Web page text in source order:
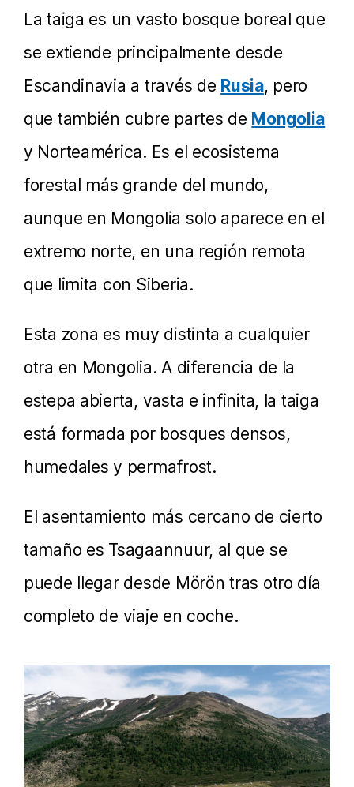
La taiga es un vasto bosque boreal que
se extiende principalmente desde
Escandinavia a través de Rusia, pero
que también cubre partes de Mongolia
y Norteamérica. Es el ecosistema
forestal más grande del mundo,
aunque en Mongolia solo aparece en el
extremo norte, en una región remota
que limita con Siberia.
Esta zona es muy distinta a cualquier
otra en Mongolia. A diferencia de la
estepa abierta, vasta e infinita, la taiga
está formada por bosques densos,
humedales y permafrost.
El asentamiento más cercano de cierto
tamaño es Tsagaannuur, al que se
puede llegar desde Mörön tras otro día
completo de viaje en coche.